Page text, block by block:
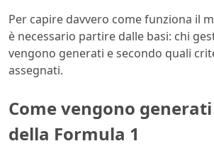
Per capire davvero come funziona il
è necessario partire dalle basi: chi
vengono generati e secondo quali
assegnati.
Come vengono
della Formula 1